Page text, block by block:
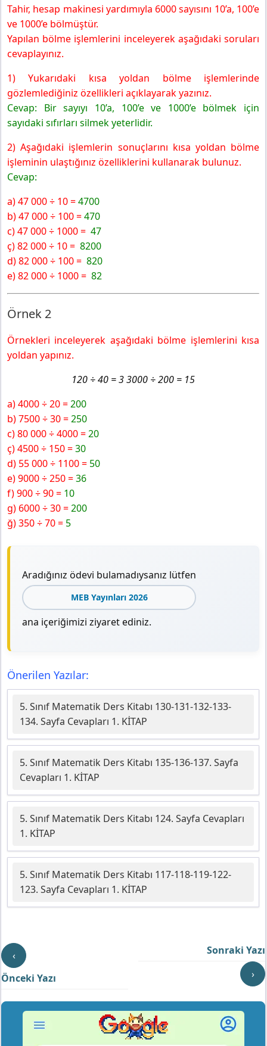
Tahir, hesap makinesi yardımıyla 6000 sayısını 10’a, 100’e
ve 1000’e bölmüştür.
Yapılan bölme işlemlerini inceleyerek aşağıdaki soruları
cevaplayınız.
1) Yukarıdaki kısa yoldan bölme işlemlerinde
gözlemlediğiniz özellikleri açıklayarak yazınız.
Cevap: Bir sayıyı 10’a, 100’e ve 1000’e bölmek için
sayıdaki sıfırları silmek yeterlidir.
2) Aşağıdaki işlemlerin sonuçlarını kısa yoldan bölme
işleminin ulaştığınız özelliklerini kullanarak bulunuz.
Cevap:
a) 47 000 ÷ 10 =4700
b) 47 000 ÷ 100 =470
c) 47 000 ÷ 1000 = 47
ç) 82 000 ÷ 10 = 8200
d) 82 000 ÷ 100 = 820
e) 82 000 ÷ 1000 = 82
Örnek 2
Örnekleri inceleyerek aşağıdaki bölme işlemlerini kısa
yoldan yapınız.
120 ÷ 40 = 3 3000 ÷ 200 = 15
a) 4000 ÷ 20 =200
b) 7500 ÷ 30 =250
c) 80 000 ÷ 4000 =20
ç) 4500 ÷ 150 =30
d) 55 000 ÷ 1100 = 50
e) 9000 ÷ 250 =36
f) 900 ÷ 90 = 10
g) 6000 ÷ 30 =200
ğ) 350 ÷ 70 = 5
Aradığınız ödevi bulamadıysanız lütfen
MEB Yayınları 2026
ana içeriğimizi ziyaret ediniz.
Önerilen Yazılar:
5. Sınıf Matematik Ders Kitabı 130-131-132-133-
134. Sayfa Cevapları 1. KİTAP
5. Sınıf Matematik Ders Kitabı 135-136-137. Sayfa
Cevapları 1. KİTAP
5. Sınıf Matematik Ders Kitabı 124. Sayfa Cevapları
1. KİTAP
5. Sınıf Matematik Ders Kitabı 117-118-119-122-
123. Sayfa Cevapları 1. KİTAP
‹
Önceki Yazı
Sonraki Yazı
›